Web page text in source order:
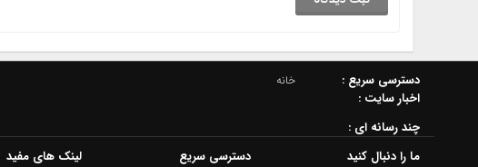
دسترسي سريع : خانه
اخبار سایت :
چند رسانه اي :
ما را دنبال کنید
دسترسی سریع لینک های مفید